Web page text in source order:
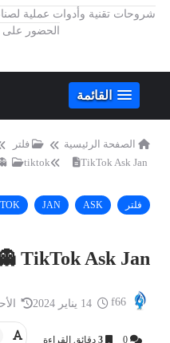
شروحات تقنية وأدوات عملية
الحضور
القائمة
الصفحة الرئيسية فلتر
tiktok
TikTok Ask Jan 👻فلتر
فلتر ASK
JAN
TikTok Ask Jan 👻فلتر
f66 الأحد 14
0
3 دقائق القراءة